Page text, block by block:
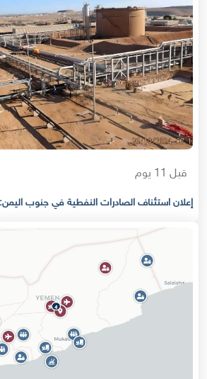
قبل 11 يوم
إعلان استئناف الصادرات النفطية في جنوب اليمن: